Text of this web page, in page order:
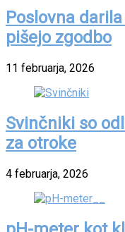
Poslovna
pišejo zgodbo
11 februarja, 2026
Svinčniki so
za otroke
4 februarja, 2026